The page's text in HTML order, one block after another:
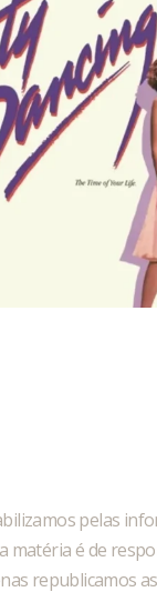
pelas
matéria é de
republicamos